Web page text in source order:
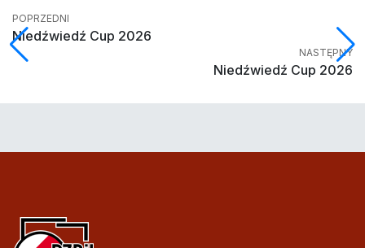
POPRZEDNI
Niedźwiedź Cup 2026
NASTĘPNY
Niedźwiedź Cup 2026